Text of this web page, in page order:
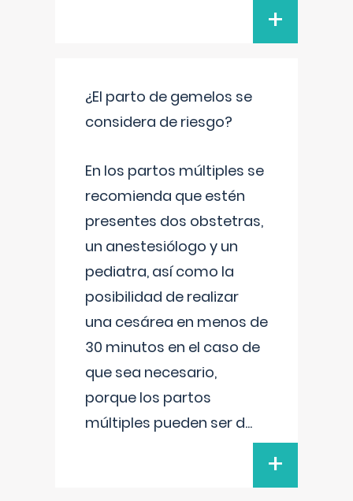
+
¿El parto de gemelos se
considera de riesgo?
En los partos múltiples se
recomienda que estén
presentes dos obstetras,
un anestesiólogo y un
pediatra, así como la
posibilidad de realizar
una cesárea en menos de
30 minutos en el caso de
que sea necesario,
porque los partos
múltiples pueden ser d...
+